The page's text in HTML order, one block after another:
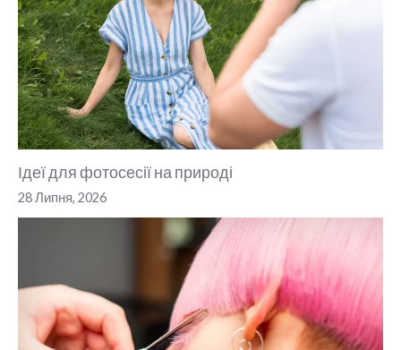
Ідеї для фотосесії на природі
28 Липня, 2026